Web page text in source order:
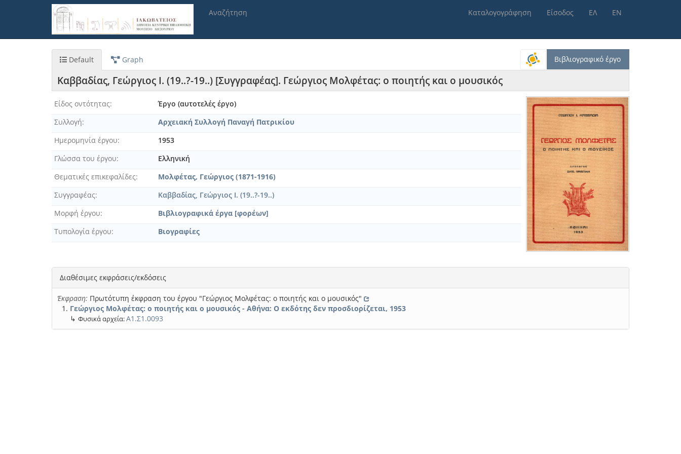
Αναζήτηση Καταλογογράφηση Είσοδος ΕΛ ΕΝ
Default Graph Βιβλιογραφικό έργο
Καββαδίας, Γεώργιος Ι. (19..?-19..) [Συγγραφέας]. Γεώργιος Μολφέτας: ο ποιητής και ο μουσικός
Είδος οντότητας
Έργο (αυτοτελές έργο)
Συλλογή
Αρχειακή Συλλογή Παναγή Πατρικίου
Ημερομηνία έργου
1953
Γλώσσα του έργου
Ελληνική
Θεματικές επικεφαλίδες
Μολφέτας, Γεώργιος (1871-1916)
Συγγραφέας
Καββαδίας, Γεώργιος Ι. (19..?-19..)
Μορφή έργου
Βιβλιογραφικά έργα [φορέων]
Τυπολογία έργου
Βιογραφίες
Διαθέσιμες εκφράσεις/εκδόσεις
Έκφραση: Πρωτότυπη έκφραση του έργου "Γεώργιος Μολφέτας: ο ποιητής και ο μουσικός"
Γεώργιος Μολφέτας: ο ποιητής και ο μουσικός - Αθήνα: Ο εκδότης δεν προσδιορίζεται, 1953
↳ Φυσικά αρχεία:Α1.Σ1.0093